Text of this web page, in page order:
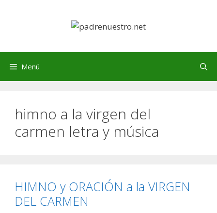
Menú
himno a la virgen del
carmen letra y música
HIMNO y ORACIÓN a la VIRGEN
DEL CARMEN